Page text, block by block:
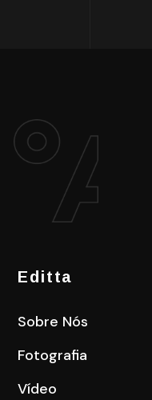
Editta
Sobre Nós
Fotografia
Vídeo